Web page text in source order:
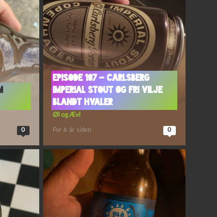
0
Episode 107 – Carlsberg
Imperial Stout og Fri Vilje
Blandt Hvaler
Øl og Ævl
For 6 år siden 0